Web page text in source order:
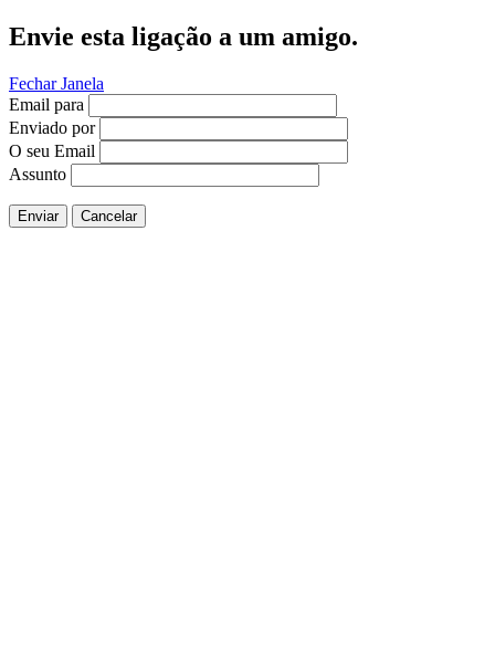
Envie esta ligação a um amigo.
Fechar Janela
Email para
Enviado por
O seu Email
Assunto
Enviar Cancelar